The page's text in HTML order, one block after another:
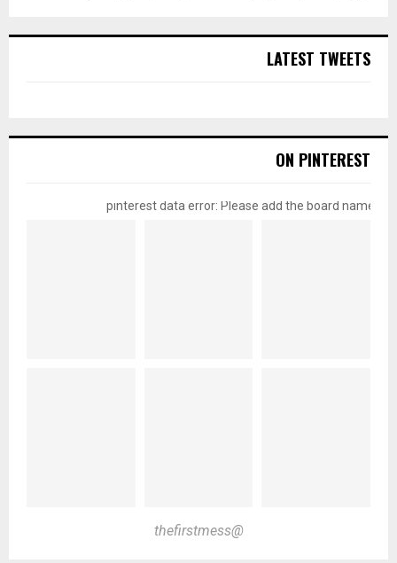
LATEST TWEETS
ON PINTEREST
pinterest data error: Please add the board name
@thefirstmess